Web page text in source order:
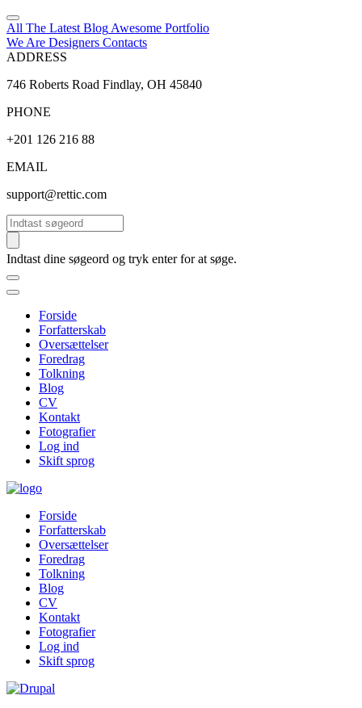
All The Latest Blog Awesome Portfolio
We Are Designers Contacts
ADDRESS
746 Roberts Road Findlay, OH 45840
PHONE
+201 126 216 88
EMAIL
support@rettic.com
Søg
Indtast dine søgeord og tryk enter for at søge.
Forside
Forfatterskab
Oversættelser
Foredrag
Tolkning
Blog
CV
Kontakt
Fotografier
Log ind
Skift sprog
Forside
Forfatterskab
Oversættelser
Foredrag
Tolkning
Blog
CV
Kontakt
Fotografier
Log ind
Skift sprog